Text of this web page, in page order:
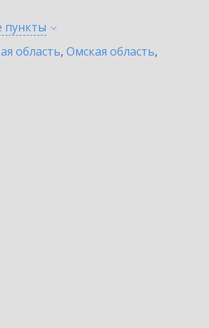
пункты
область, Омская область,